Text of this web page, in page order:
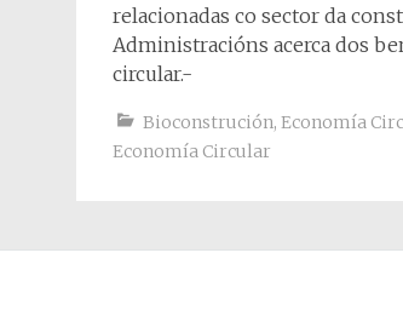
relacionadas co sector da
Administracións acerca dos
circular.-
Bioconstrución, Economía
Economía Circular